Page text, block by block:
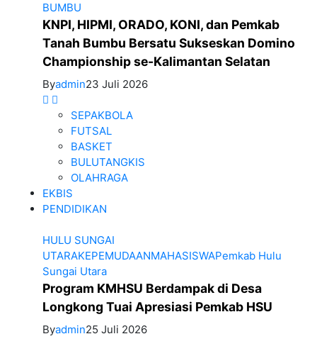
BUMBU
KNPI, HIPMI, ORADO, KONI, dan Pemkab
Tanah Bumbu Bersatu Sukseskan Domino
Championship se-Kalimantan Selatan
Byadmin23 Juli 2026
SEPAKBOLA
FUTSAL
BASKET
BULUTANGKIS
OLAHRAGA
EKBIS
PENDIDIKAN
HULU SUNGAI
UTARAKEPEMUDAANMAHASISWAPemkab Hulu
Sungai Utara
Program KMHSU Berdampak di Desa
Longkong Tuai Apresiasi Pemkab HSU
Byadmin25 Juli 2026